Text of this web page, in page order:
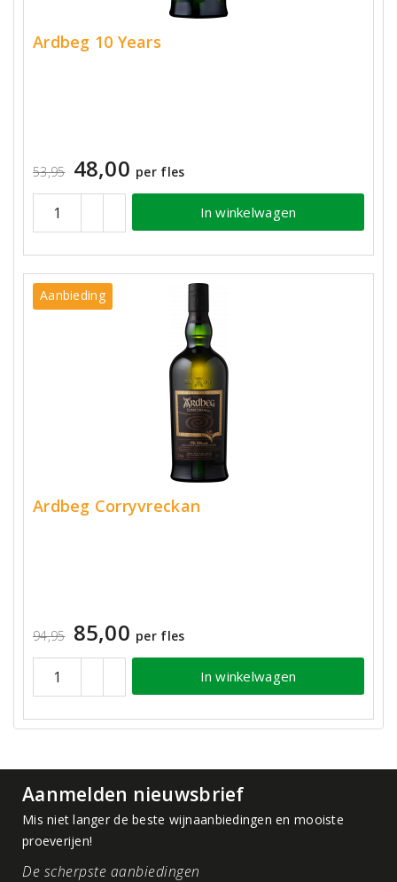
Ardbeg 10 Years
53,95 48,00 per fles
In winkelwagen
Aanbieding
Ardbeg Corryvreckan
94,95 85,00 per fles
In winkelwagen
Aanmelden nieuwsbrief
Mis niet langer de beste wijnaanbiedingen en mooiste
proeverijen!
De scherpste aanbiedingen